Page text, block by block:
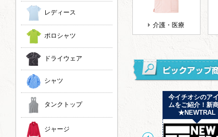
介護・医療
新ラインナップ追加
しました！ JOKER
LABEL
今イチオシのア
ムをご紹介！新
★NEWTRAL
レディース
ポロシャツ
ドライウェア
シャツ
タンクトップ
ジャージ